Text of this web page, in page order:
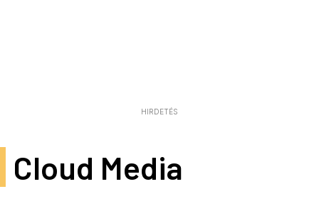
HIRDETÉS
Cloud Media